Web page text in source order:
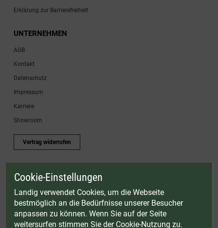
Erklärung zur Barrierefreiheit
UNTERNEHMEN
AGB
Kontakt
Datenschutz
Impressum
Karriere
Showroom
Vertrag widerrufen
* Gültig bis einschließlich 17.08.2026. Keine Barauszahlung möglich. Nicht mit
Zubehörartikel. Nicht einlösbar auf bereits rabattierte Sets.
© Landig 1982-2026 (44 Jahre Qualität)
Alle Preise inkl. gesetzl. Mehrwertsteuer, zuzüglich Versandkosten
Cookie-Einstellungen
Landig verwendet Cookies, um die Webseite
bestmöglich an die Bedürfnisse unserer Besucher
anpassen zu können. Wenn Sie auf der Seite
weitersurfen stimmen Sie der Cookie-Nutzung zu.